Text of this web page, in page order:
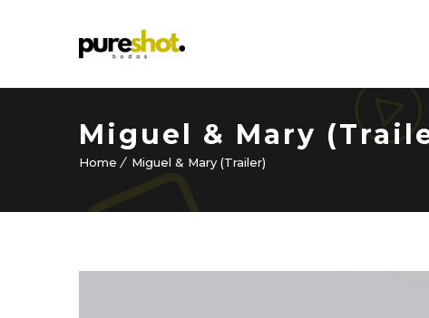
Miguel & Mary
Home Miguel & Mary (Trailer)